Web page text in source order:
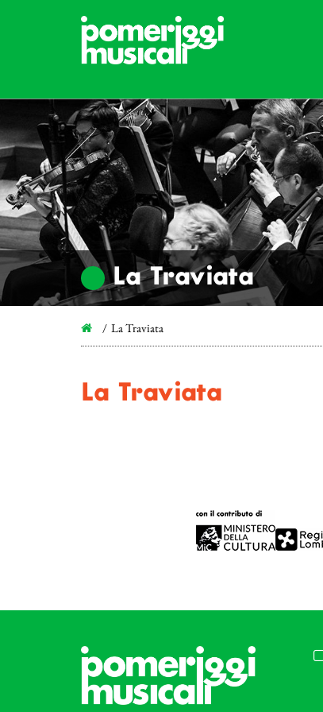
La Traviata
La Traviata
La Traviata